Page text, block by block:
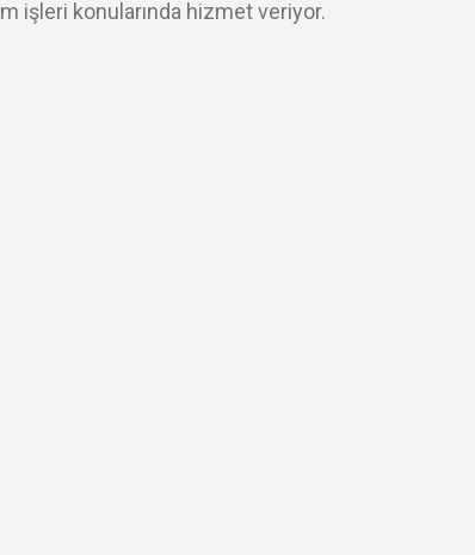
işleri konularında hizmet veriyor.